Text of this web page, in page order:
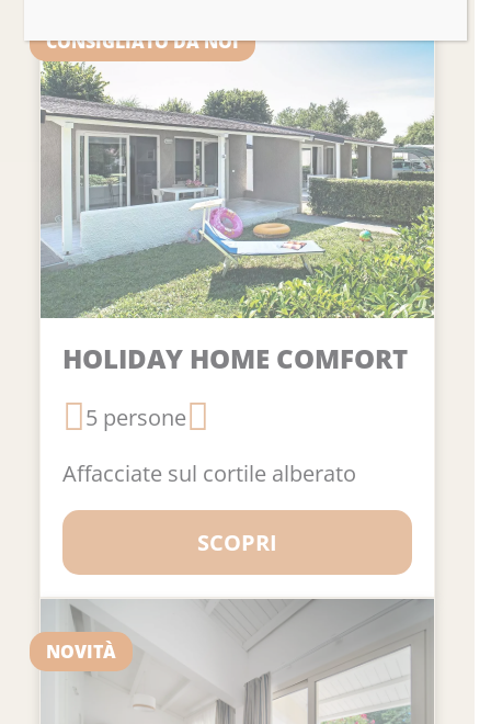
CONSIGLIATO DA NOI
HOLIDAY HOME COMFORT
5 persone
Affacciate sul cortile alberato
SCOPRI
NOVITÀ